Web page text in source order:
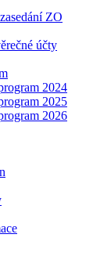
ZO
účty
2024
2025
2026